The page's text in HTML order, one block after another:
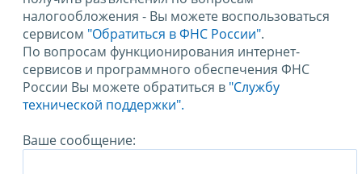
налогообложения - Вы можете воспользоваться
сервисом "Обратиться в ФНС России".
По вопросам функционирования интернет-
сервисов и программного обеспечения ФНС
России Вы можете обратиться в "Службу
технической поддержки".
Ваше сообщение: